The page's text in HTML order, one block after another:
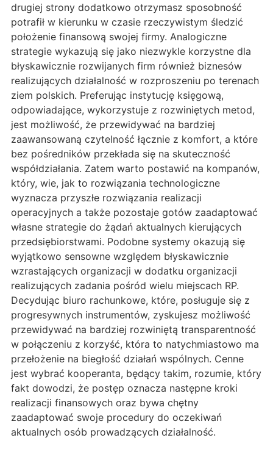
drugiej strony dodatkowo otrzymasz sposobność
potrafił w kierunku w czasie rzeczywistym śledzić
położenie finansową swojej firmy. Analogiczne
strategie wykazują się jako niezwykle korzystne dla
błyskawicznie rozwijanych firm również biznesów
realizujących działalność w rozproszeniu po terenach
ziem polskich. Preferując instytucję księgową,
odpowiadające, wykorzystuje z rozwiniętych metod,
jest możliwość, że przewidywać na bardziej
zaawansowaną czytelność łącznie z komfort, a które
bez pośredników przekłada się na skuteczność
współdziałania. Zatem warto postawić na kompanów,
który, wie, jak to rozwiązania technologiczne
wyznacza przyszłe rozwiązania realizacji
operacyjnych a także pozostaje gotów zaadaptować
własne strategie do żądań aktualnych kierujących
przedsiębiorstwami. Podobne systemy okazują się
wyjątkowo sensowne względem błyskawicznie
wzrastających organizacji w dodatku organizacji
realizujących zadania pośród wielu miejscach RP.
Decydując biuro rachunkowe, które, posługuje się z
progresywnych instrumentów, zyskujesz możliwość
przewidywać na bardziej rozwiniętą transparentność
w połączeniu z korzyść, która to natychmiastowo ma
przełożenie na biegłość działań wspólnych. Cenne
jest wybrać kooperanta, będący takim, rozumie, który
fakt dowodzi, że postęp oznacza następne kroki
realizacji finansowych oraz bywa chętny
zaadaptować swoje procedury do oczekiwań
aktualnych osób prowadzących działalność.